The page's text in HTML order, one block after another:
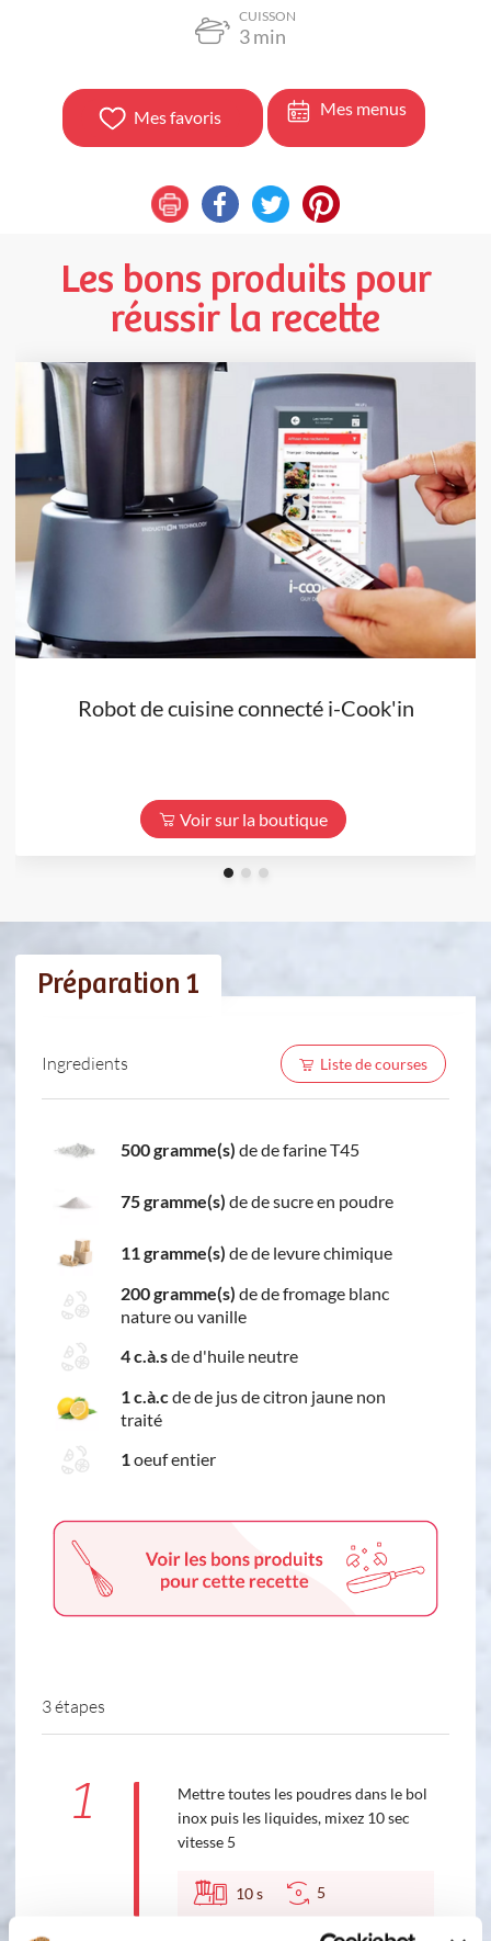
CUISSON
3min
Mes favoris Mes menus
Les bons produits pour
réussir la recette
Robot de cuisine connecté i-Cook'in
Voir sur la boutique
Préparation 1
Ingredients Liste de courses
500 gramme(s) de de farine T45
75 gramme(s) de de sucre en poudre
11 gramme(s) de de levure chimique
200 gramme(s) de de fromage blanc
nature ou vanille
4 c.à.sde d'huile neutre
1 c.à.cde de jus de citron jaune non
traité
1oeuf entier
3 étapes
1
Mettre toutes les poudres dans le bol
inox puis les liquides, mixez 10 sec
vitesse 5
10s 5